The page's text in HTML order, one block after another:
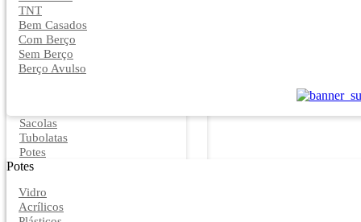
TNT
Bem Casados
Com Berço
Sem Berço
Berço Avulso
Sacolas
Tubolatas
Potes
Potes
Vidro
Acrílicos